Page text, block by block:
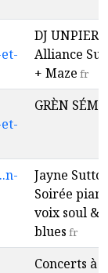
DJ UNPIER
Alliance
+ Maze fr
GRÈN SÉMÉ
Jayne
Soirée
voix soul &
blues fr
Concerts à